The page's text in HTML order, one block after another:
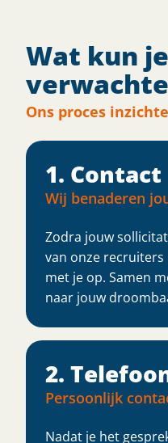
Wat kun
Ons proces
1. Contact
Wij benaderen
Zodra jouw
van onze
met je op. Samen
naar jouw
2.
Persoonlijk
Nadat je het